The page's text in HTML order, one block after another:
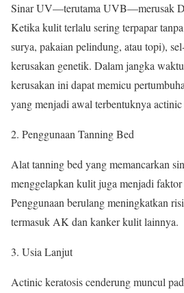
Sinar UV—terutama UVB—merusak
Ketika kulit terlalu sering terpapar
surya, pakaian pelindung, atau topi),
kerusakan genetik. Dalam jangka
kerusakan ini dapat memicu
yang menjadi awal terbentuknya actinic
Penggunaan Tanning Bed
Alat tanning bed yang memancarkan
menggelapkan kulit juga menjadi
Penggunaan berulang meningkatkan
termasuk AK dan kanker kulit lainnya.
Usia Lanjut
Actinic keratosis cenderung muncul